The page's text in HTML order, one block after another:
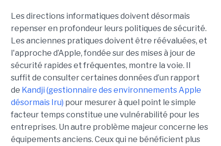
Les directions informatiques doivent désormais
repenser en profondeur leurs politiques de sécurité.
Les anciennes pratiques doivent être réévaluées, et
l'approche d’Apple, fondée sur des mises à jour de
sécurité rapides et fréquentes, montre la voie. Il
suffit de consulter certaines données d’un rapport
de Kandji (gestionnaire des environnements Apple
désormais Iru) pour mesurer à quel point le simple
facteur temps constitue une vulnérabilité pour les
entreprises. Un autre problème majeur concerne les
équipements anciens. Ceux qui ne bénéficient plus